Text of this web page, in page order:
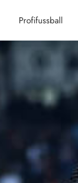
Profifussball